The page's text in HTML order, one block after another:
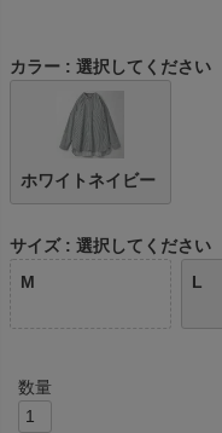
カラー 選択してください
ホワイトネイビー
サイズ
選択してください
M
L